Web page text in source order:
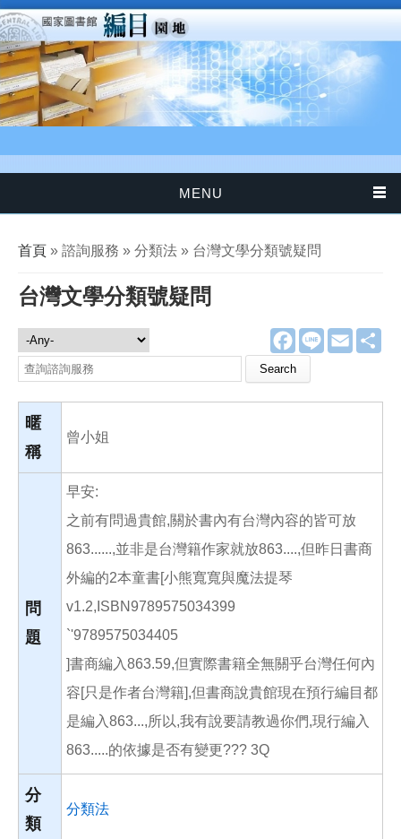
移至主內容
MENU
您在這裡
首頁 » 諮詢服務 » 分類法 » 台灣文學分類號疑問
台灣文學分類號疑問
F
a
e
o
L
E
m
諮詢服務
Search this site
暱
稱
曾小姐
問
題
早安:
之前有問過貴館,關於書內有台灣內容的皆可放
863......,並非是台灣籍作家就放863....,但昨日書商
外編的2本童書[小熊寬寬與魔法提琴
v1.2,ISBN9789575034399
`'9789575034405
]書商編入863.59,但實際書籍全無關乎台灣任何內
容[只是作者台灣籍],但書商說貴館現在預行編目都
是編入863...,所以,我有說要請教過你們,現行編入
863.....的依據是否有變更??? 3Q
分
類
分類法